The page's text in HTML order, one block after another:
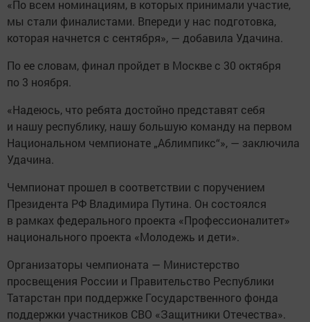
«По всем номинациям, в которых принимали участие,
мы стали финалистами. Впереди у нас подготовка,
которая начнется с сентября», — добавила Удачина.
По ее словам, финал пройдет в Москве с 30 октября
по 3 ноября.
«Надеюсь, что ребята достойно представят себя
и нашу республику, нашу большую команду на первом
Национальном чемпионате „Аблимпикс“», — заключила
Удачина.
Чемпионат прошел в соответствии с поручением
Президента РФ Владимира Путина. Он состоялся
в рамках федерального проекта «Профессионалитет»
национального проекта «Молодежь и дети».
Организаторы чемпионата — Министерство
просвещения России и Правительство Республики
Татарстан при поддержке Государственного фонда
поддержки участников СВО «Защитники Отечества».